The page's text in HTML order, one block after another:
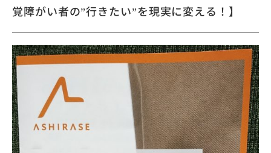
覚障がい者の”行きたい”を現実に変える！】